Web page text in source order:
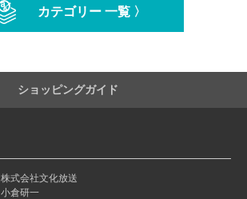
カテゴリー 一覧 〉
ショッピングガイド
株式会社文化放送
小倉研一